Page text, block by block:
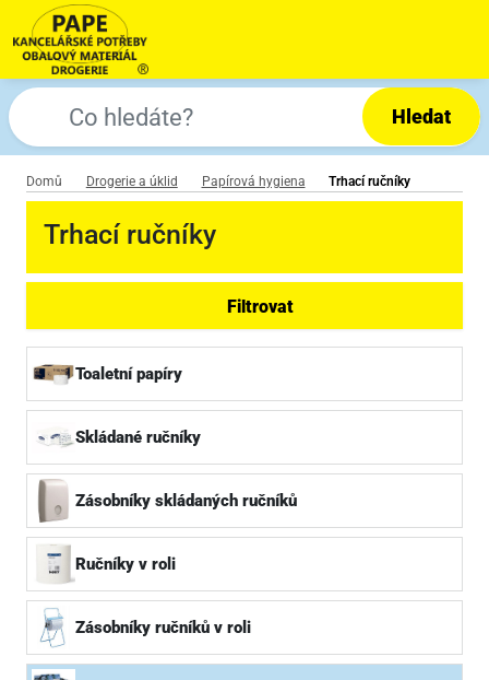
Hledat
Domů Drogerie a úklid Papírová hygiena Trhací ručníky
Trhací ručníky
Filtrovat
Toaletní papíry
Skládané ručníky
Zásobníky skládaných ručníků
Ručníky v roli
Zásobníky ručníků v roli